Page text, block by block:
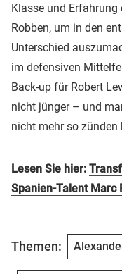
Klasse und Erfahrung
Robben, um in den
Unterschied
im defensiven
Back-up für Robert
nicht jünger – und
nicht mehr so zünden
Lesen Sie hier:
Spanien-Talent Marc
Themen: